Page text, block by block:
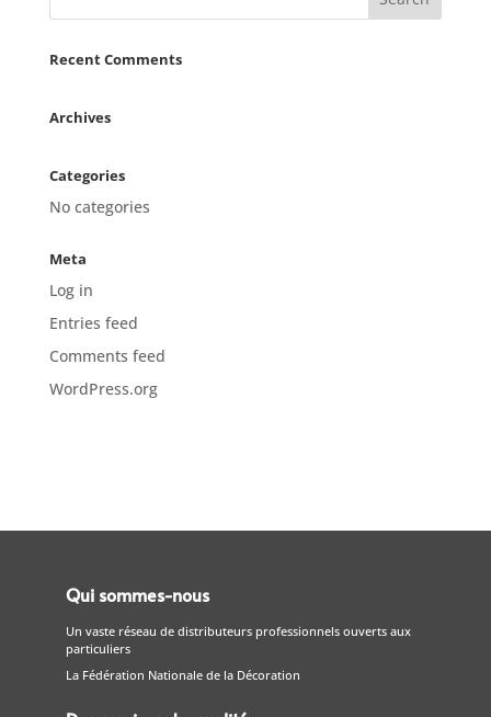
Recent Comments
Archives
Categories
No categories
Meta
Log in
Entries feed
Comments feed
WordPress.org
Qui sommes-nous
Un vaste réseau de distributeurs professionnels ouverts aux
particuliers
La Fédération Nationale de la Décoration